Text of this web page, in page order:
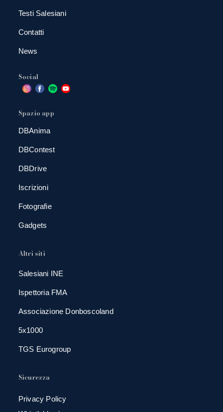
Testi Salesiani
Contatti
News
Social
Spazio app
DBAnima
DBContest
DBDrive
Iscrizioni
Fotografie
Gadgets
Altri siti
Salesiani INE
Ispettoria FMA
Associazione Donboscoland
5x1000
TGS Eurogroup
Sicurezza
Privacy Policy